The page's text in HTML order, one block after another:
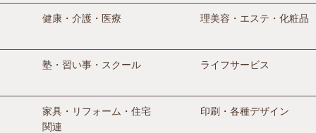
健康・介護・医療 理美容・エステ・化粧品
塾・習い事・スクール ライフサービス
家具・リフォーム・住宅
関連
印刷・各種デザイン